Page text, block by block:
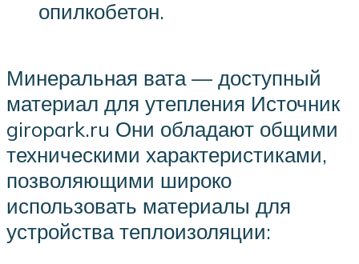
опилкобетон.
Минеральная вата — доступный
материал для утепления Источник
giropark.ru Они обладают общими
техническими характеристиками,
позволяющими широко
использовать материалы для
устройства теплоизоляции: